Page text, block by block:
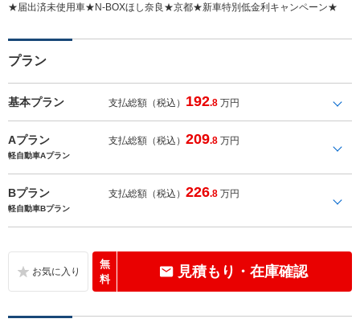
★届出済未使用車★N-BOXほし奈良★京都★新車特別低金利キャンペーン★
プラン
基本プラン 支払総額（税込） 192.8 万円
Aプラン 支払総額（税込）209.8 万円
軽自動車Aプラン
Bプラン 支払総額（税込）226.8 万円
軽自動車Bプラン
無
料
見積もり・在庫確認